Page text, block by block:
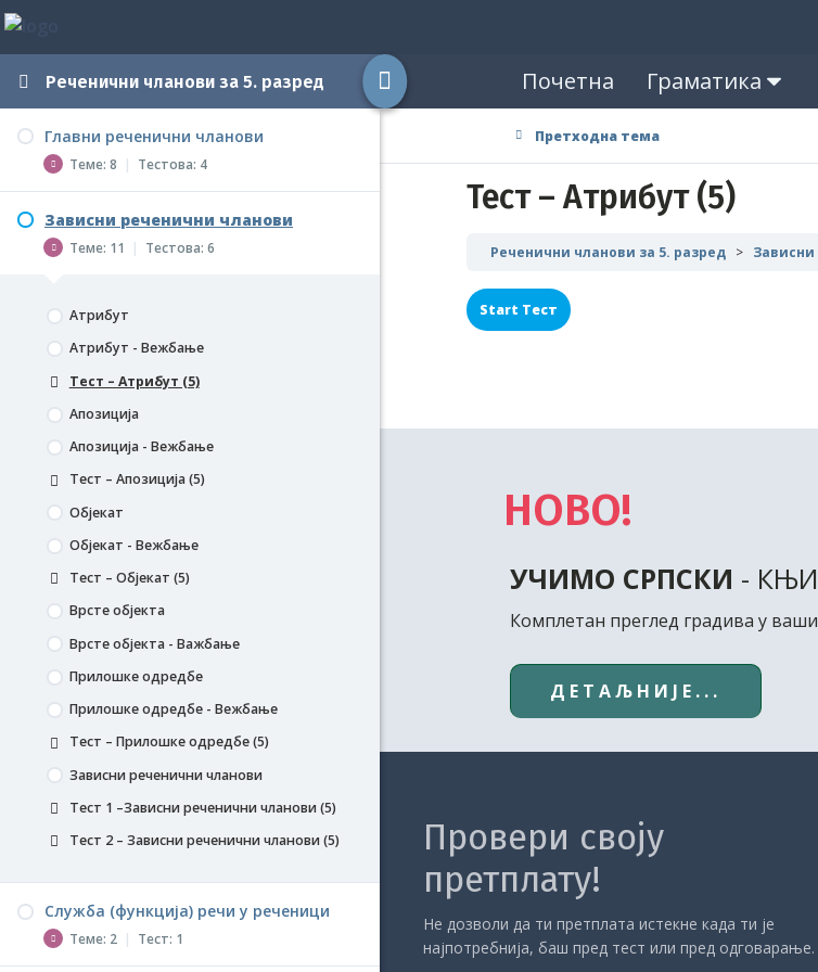
Реченични чланови за 5. разред
Главни реченични чланови
Теме: 8 | Тестова: 4
Предикат
Тест – Субјекат (5)
Слагање субјекта и предиката -
Вежбање
Тест – Слагање субјекта и предиката (5)
Тест – Главни реченични чланови (5)
Зависни реченични чланови
Теме: 11 | Тестова: 6
Атрибут
Атрибут - Вежбање
Тест – Атрибут (5)
Апозиција
Апозиција - Вежбање
Тест – Апозиција (5)
Објекат
Објекат - Вежбање
Тест – Објекат (5)
Врсте објекта
Врсте објекта - Важбање
Прилошке одредбе
Прилошке одредбе - Вежбање
Тест – Прилошке одредбе (5)
Зависни реченични чланови
Тест 1 –Зависни реченични чланови (5)
Тест 2 – Зависни реченични чланови (5)
Служба (функција) речи у реченици
Теме: 2 | Тест: 1
Почетна Граматика
Претходна тема
Тест – Атрибут (5)
Реченични чланови за 5. разред
НОВО!
УЧИМО СРПСКИ -
Комплетан преглед градива у
ДЕТАЉНИЈЕ...
Провери своју
претплату!
Не дозволи да ти претплата истекне када ти је
најпотребнија, баш пред тест или пред одговарање.